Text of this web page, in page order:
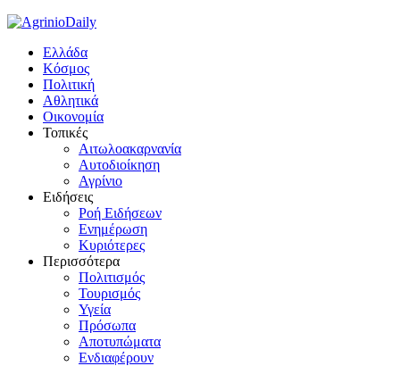
Ελλάδα
Κόσμος
Πολιτική
Αθλητικά
Οικονομία
Τοπικές
Αιτωλοακαρνανία
Αυτοδιοίκηση
Αγρίνιο
Ειδήσεις
Ροή Ειδήσεων
Ενημέρωση
Κυριότερες
Περισσότερα
Πολιτισμός
Τουρισμός
Υγεία
Πρόσωπα
Αποτυπώματα
Ενδιαφέρουν